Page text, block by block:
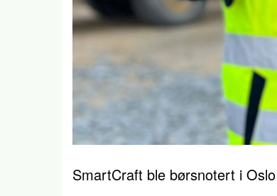
SmartCraft ble børsnotert i